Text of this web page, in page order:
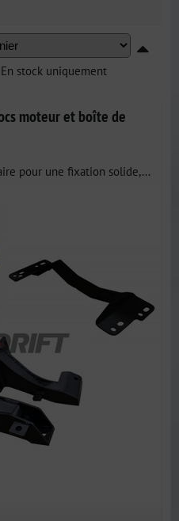
En stock uniquement
moteur et boîte de
pour une fixation solide,...